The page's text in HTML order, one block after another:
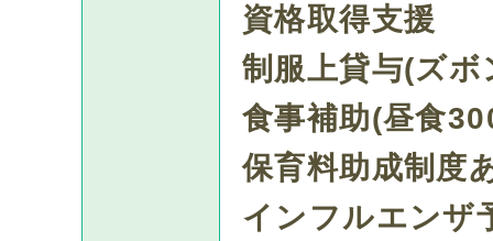
資格取得支援
制服上貸与(ズ
食事補助(昼食
保育料助成制度
インフルエンザ